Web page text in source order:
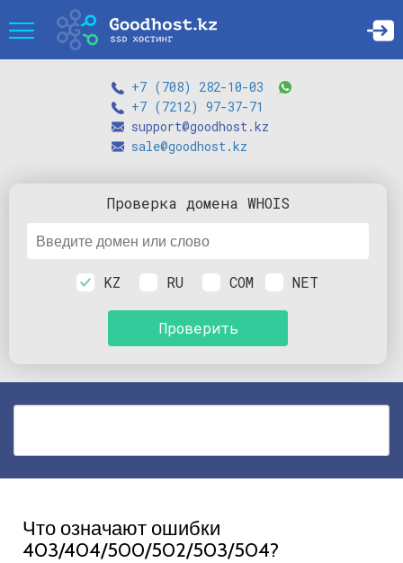
+7 (708) 282-10-03
+7 (7212) 97-37-71
support@goodhost.kz
sale@goodhost.kz
Проверка домена WHOIS
Проверить
KZ RU COM NET
Что означают ошибки
403/404/500/502/503/504?